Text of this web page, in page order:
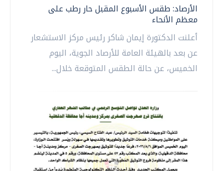
الأرصاد: طقس الأسبوع المقبل حار رطب على
معظم الأنحاء
أعلنت الدكتورة إيمان شاكر رئيس مركز الاستشعار
عن بعد بالهيئة العامة للأرصاد الجوية، اليوم
الخميس، عن حالة الطقس المتوقعة خلال...